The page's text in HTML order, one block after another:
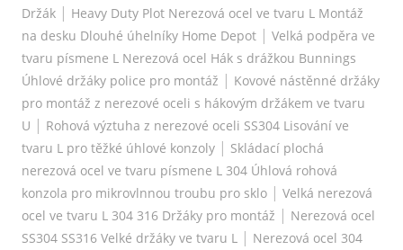
Držák| Heavy Duty Plot Nerezová ocel ve tvaru L Montáž
na desku Dlouhé úhelníky Home Depot| Velká podpěra ve
tvaru písmene L Nerezová ocel Hák s drážkou Bunnings
Úhlové držáky police pro montáž | Kovové nástěnné držáky
pro montáž z nerezové oceli s hákovým držákem ve tvaru
U | Rohová výztuha z nerezové oceli SS304 Lisování ve
tvaru L pro těžké úhlové konzoly| Skládací plochá
nerezová ocel ve tvaru písmene L 304 Úhlová rohová
konzola pro mikrovlnnou troubu pro sklo| Velká nerezová
ocel ve tvaru L 304 316 Držáky pro montáž | Nerezová ocel
SS304 SS316 Velké držáky ve tvaru L| Nerezová ocel 304